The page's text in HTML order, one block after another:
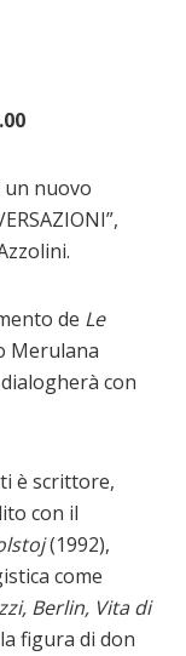
un nuovo
de Le
Merulana
con
è scrittore,
con il
(1992),
come
Berlin, Vita di
figura di don